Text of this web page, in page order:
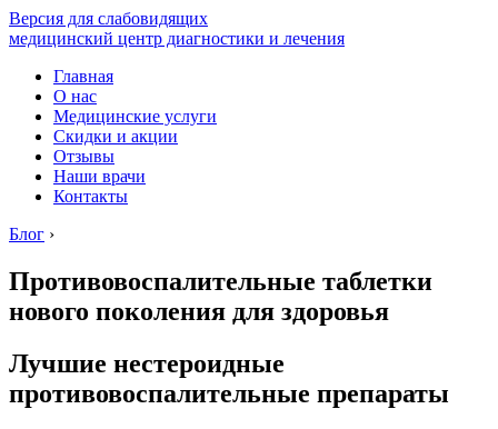
Версия для слабовидящих
медицинский центр диагностики и лечения
Главная
О нас
Медицинские услуги
Скидки и акции
Отзывы
Наши врачи
Контакты
Блог ›
Противовоспалительные таблетки
нового поколения для здоровья
Лучшие нестероидные
противовоспалительные препараты